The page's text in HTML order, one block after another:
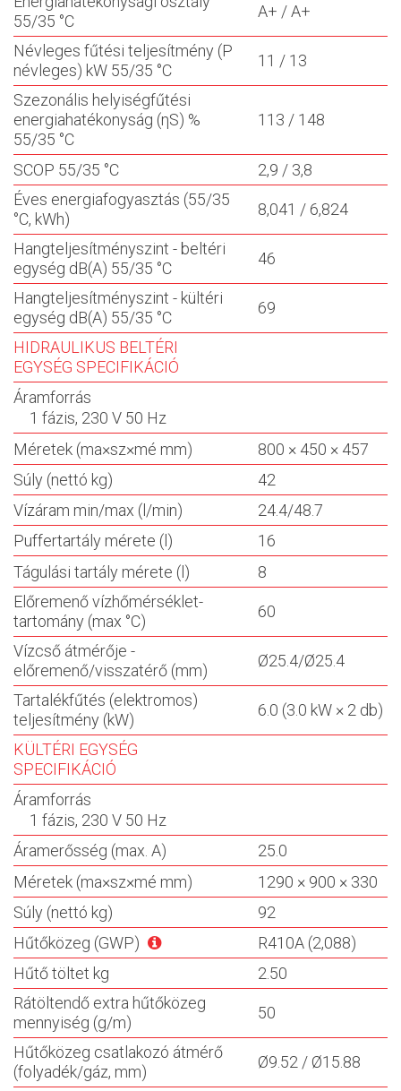
55/35 °C
A+ / A+
Névleges fűtési teljesítmény (P
névleges) kW 55/35 °C
11 / 13
Szezonális helyiségfűtési
energiahatékonyság (ηS) %
55/35 °C
113 / 148
SCOP 55/35 °C
2,9 / 3,8
Éves energiafogyasztás (55/35
°C, kWh)
8,041 / 6,824
Hangteljesítményszint - beltéri
egység dB(A) 55/35 °C
46
Hangteljesítményszint - kültéri
egység dB(A) 55/35 °C
69
HIDRAULIKUS BELTÉRI
EGYSÉG SPECIFIKÁCIÓ
Áramforrás
1 fázis, 230 V 50 Hz
Méretek (ma×sz×mé mm)
800 × 450 × 457
Súly (nettó kg)
42
Vízáram min/max (l/min)
24.4/48.7
Puffertartály mérete (l)
16
Tágulási tartály mérete (l)
8
Előremenő vízhőmérséklet-
tartomány (max °C)
60
Vízcső átmérője -
előremenő/visszatérő (mm)
Ø25.4/Ø25.4
Tartalékfűtés (elektromos)
teljesítmény (kW)
6.0 (3.0 kW × 2 db)
KÜLTÉRI EGYSÉG
SPECIFIKÁCIÓ
Áramforrás
1 fázis, 230 V 50 Hz
Áramerősség (max. A)
25.0
Méretek (ma×sz×mé mm)
1290 × 900 × 330
Súly (nettó kg)
92
Hűtőközeg (GWP)
R410A (2,088)
Hűtő töltet kg
2.50
Rátöltendő extra hűtőközeg
mennyiség (g/m)
50
Hűtőközeg csatlakozó átmérő
(folyadék/gáz, mm)
Ø9.52 / Ø15.88